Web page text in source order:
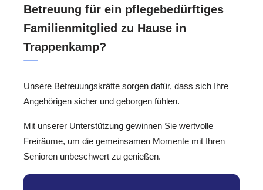
Betreuung für ein pflegebedürftiges
Familienmitglied zu Hause in
Trappenkamp?
Unsere Betreuungskräfte sorgen dafür, dass sich Ihre
Angehörigen sicher und geborgen fühlen.
Mit unserer Unterstützung gewinnen Sie wertvolle
Freiräume, um die gemeinsamen Momente mit Ihren
Senioren unbeschwert zu genießen.